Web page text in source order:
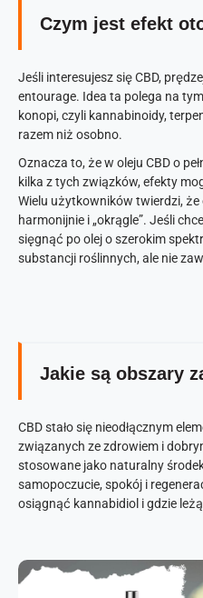
Czym jest efekt
Jeśli interesujesz się CBD,
entourage. Idea ta polega na
konopi, czyli kannabinoidy,
razem niż osobno.
Oznacza to, że w oleju CBD o
kilka z tych związków, efekty
Wielu użytkowników twierdzi, że
harmonijnie i „okrągle”. Jeśli
sięgnąć po olej o szerokim
substancji roślinnych, ale nie
Jakie są obszary
CBD stało się nieodłącznym
związanych ze zdrowiem i
stosowane jako naturalny
samopoczucie, spokój i
osiągnąć kannabidiol i gdzie